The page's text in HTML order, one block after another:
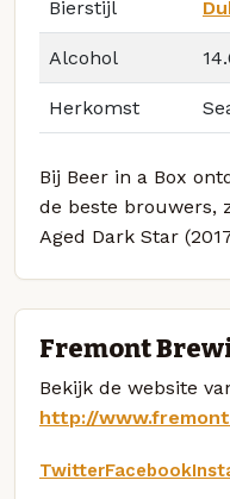
Bierstijl
Alcohol
Herkomst
Bij Beer in a Box
de beste brouwers,
Aged Dark Star
Fremont
Bekijk de website
http://
TwitterFacebook